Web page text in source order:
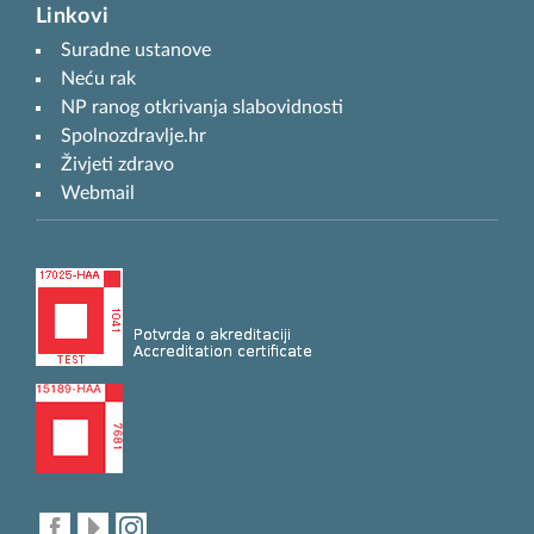
Linkovi
Suradne ustanove
Neću rak
NP ranog otkrivanja slabovidnosti
Spolnozdravlje.hr
Živjeti zdravo
Webmail